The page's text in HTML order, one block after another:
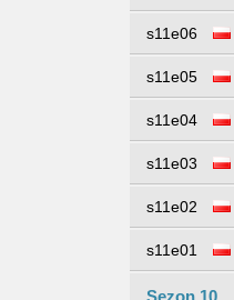
s11e06
s11e05
s11e04
s11e03
s11e02
s11e01
Sezon 10